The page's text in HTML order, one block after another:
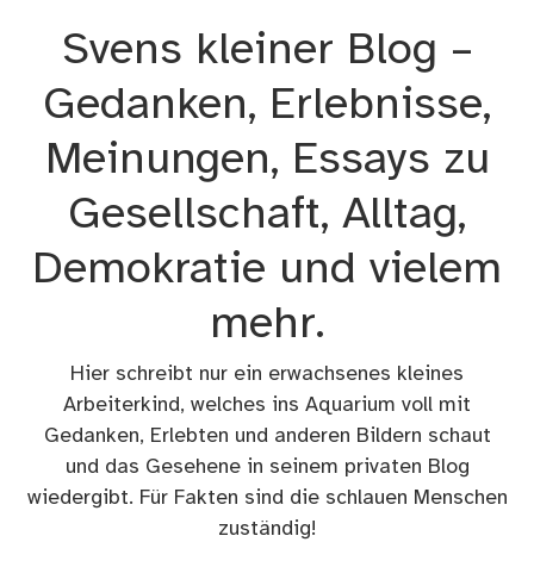
Svens kleiner Blog –
Gedanken, Erlebnisse,
Meinungen, Essays zu
Gesellschaft, Alltag,
Demokratie und vielem
mehr.
Hier schreibt nur ein erwachsenes kleines
Arbeiterkind, welches ins Aquarium voll mit
Gedanken, Erlebten und anderen Bildern schaut
und das Gesehene in seinem privaten Blog
wiedergibt. Für Fakten sind die schlauen Menschen
zuständig!